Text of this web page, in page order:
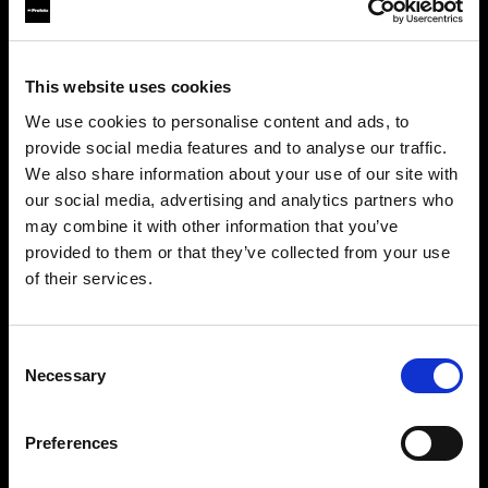
This website uses cookies
We use cookies to personalise content and ads, to
provide social media features and to analyse our traffic.
We also share information about your use of our site with
our social media, advertising and analytics partners who
may combine it with other information that you’ve
provided to them or that they’ve collected from your use
of their services.
Selection
Necessary
Preferences
Las piernas de mujer vienen con talle bajo y alto,